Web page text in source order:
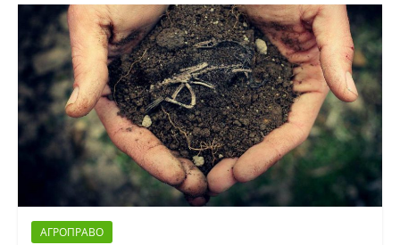
АГРОПРАВО